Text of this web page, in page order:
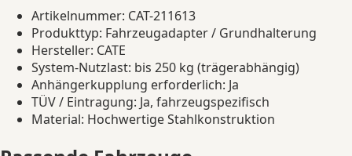
Artikelnummer: CAT-211613
Produkttyp: Fahrzeugadapter / Grundhalterung
Hersteller: CATE
System-Nutzlast: bis 250 kg (trägerabhängig)
Anhängerkupplung erforderlich: Ja
TÜV / Eintragung: Ja, fahrzeugspezifisch
Material: Hochwertige Stahlkonstruktion